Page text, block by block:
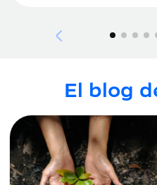
El blog